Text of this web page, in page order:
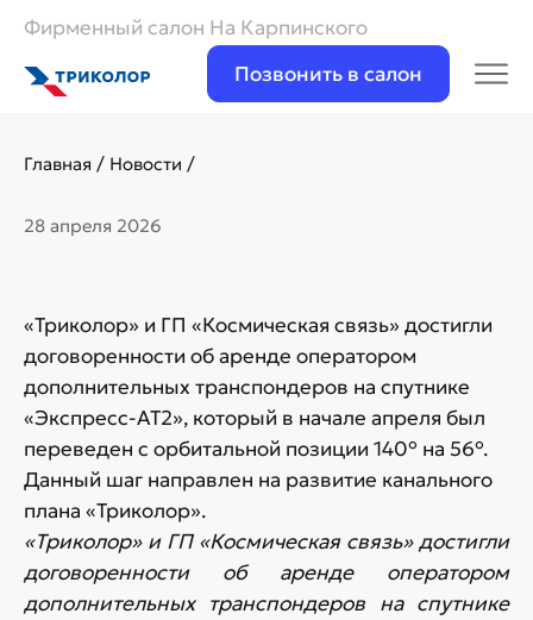
Фирменный салон На Карпинского
Позвонить в салон
Главная / Новости /
28 апреля 2026
«Триколор» и ГП «Космическая связь» достигли
договоренности об аренде оператором
дополнительных транспондеров на спутнике
«Экспресс-АТ2», который в начале апреля был
переведен с орбитальной позиции 140° на 56°.
Данный шаг направлен на развитие канального
плана «Триколор».
«Триколор» и ГП «Космическая связь» достигли
договоренности об аренде оператором
дополнительных транспондеров на спутнике